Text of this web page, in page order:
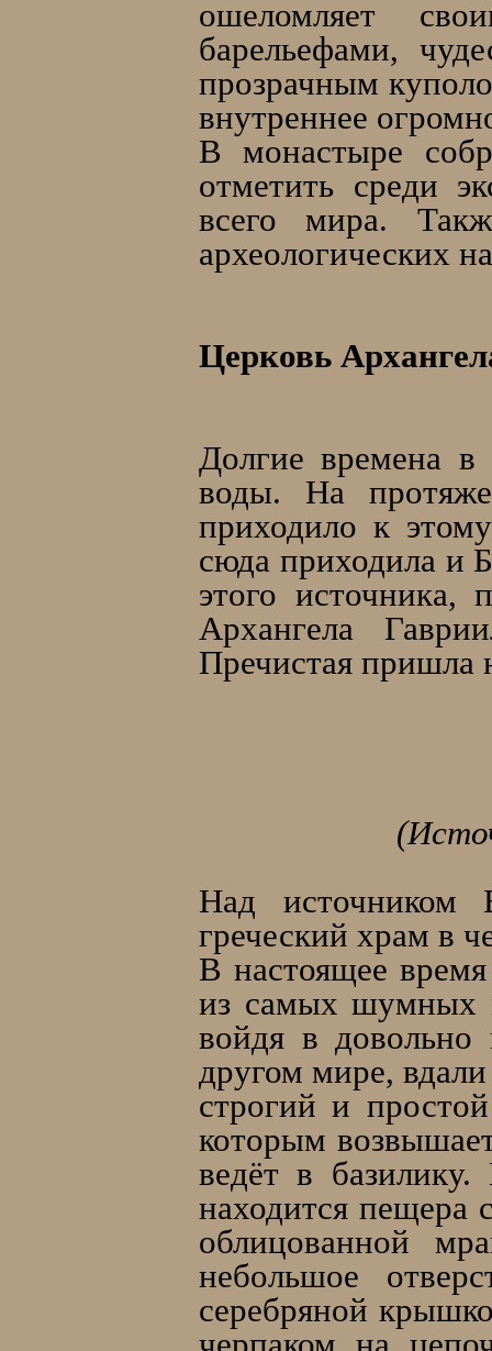
ошеломляет
барельефами,
прозрачным
внутреннее
В монастыре
отметить среди
всего мира.
археологических
Церковь
Долгие времена в
воды. На
приходило к
сюда приходила и
этого источника,
Архангела
Пречистая пришла
Над источником
греческий храм в
В настоящее
из самых шумных
войдя в
другом мире,
строгий и
которым
ведёт в
находится пещера
облицованной
небольшое
серебряной